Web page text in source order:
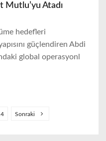
Atadı
hedefleri
güçlendiren Abdi
global operasyonl
Sonraki